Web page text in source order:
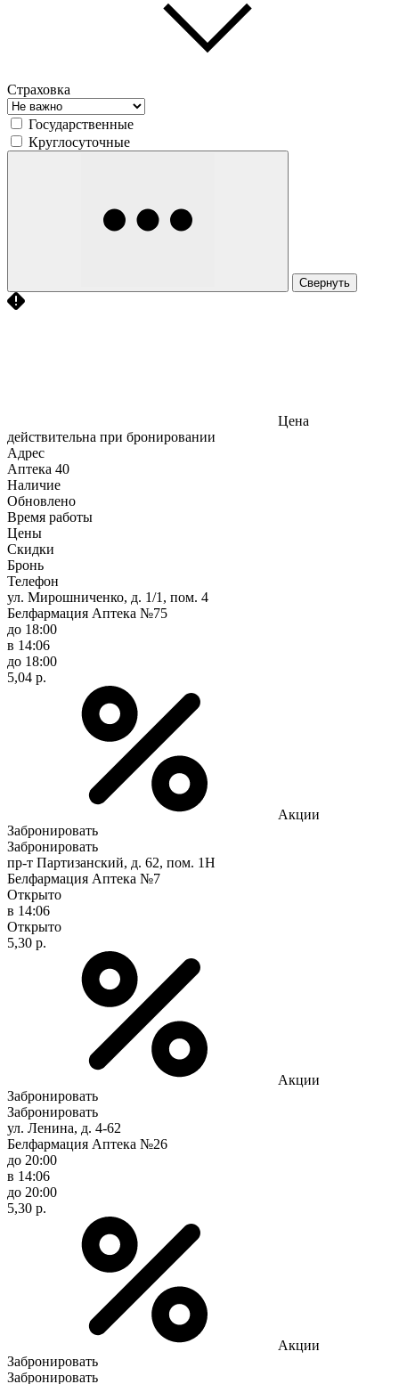
Страховка
Государственные
Круглосуточные
Свернуть
Цена
действительна при бронировании
Адрес
Аптека 40
Наличие
Обновлено
Время работы
Цены
Скидки
Бронь
Телефон
ул. Мирошниченко, д. 1/1, пом. 4
Белфармация Аптека №75
до 18:00
в 14:06
до 18:00
5,04 р.
Акции
Забронировать
Забронировать
пр-т Партизанский, д. 62, пом. 1Н
Белфармация Аптека №7
Открыто
в 14:06
Открыто
5,30 р.
Акции
Забронировать
Забронировать
ул. Ленина, д. 4-62
Белфармация Аптека №26
до 20:00
в 14:06
до 20:00
5,30 р.
Акции
Забронировать
Забронировать